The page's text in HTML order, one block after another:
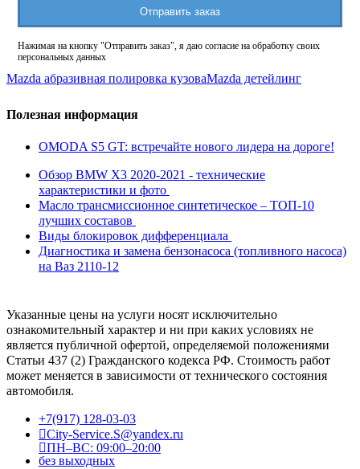
Отправить заказ
Нажимая на кнопку "Отправить заказ", я даю согласие на обработку своих
персональных данных
Mazda абразивная полировка кузоваMazda детейлинг
Полезная информация
OMODA S5 GT: встречайте нового лидера на дороге!
Обзор BMW X3 2020-2021 - технические
характеристики и фото
Масло трансмиссионное синтетическое – ТОП-10
лучших составов
Виды блокировок дифференциала
Диагностика и замена бензонасоса (топливного насоса)
на Ваз 2110-12
Указанные цены на услуги носят исключительно
ознакомительный характер и ни при каких условиях не
является публичной офертой, определяемой положениями
Статьи 437 (2) Гражданского кодекса РФ. Стоимость работ
может меняется в зависимости от технического состояния
автомобиля.
+7(917) 128-03-03
City-Service.S@yandex.ru
ПН–ВС: 09:00–20:00
без выходных